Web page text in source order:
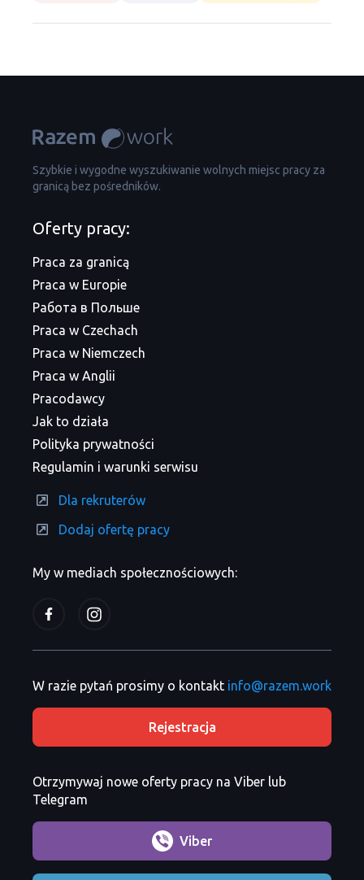
Szybkie i wygodne wyszukiwanie wolnych miejsc pracy za
granicą bez pośredników.
My w mediach społecznościowych:
Oferty pracy:
Praca za granicą
Praca w Europie
Работа в Польше
Praca w Czechach
Praca w Niemczech
Praca w Anglii
Pracodawcy
Jak to działa
Polityka prywatności
Regulamin i warunki serwisu
Dla rekruterów
Dodaj ofertę pracy
W razie pytań prosimy o kontakt info@razem.work
Rejestracja
Otrzymywaj nowe oferty pracy na Viber lub
Telegram
Viber